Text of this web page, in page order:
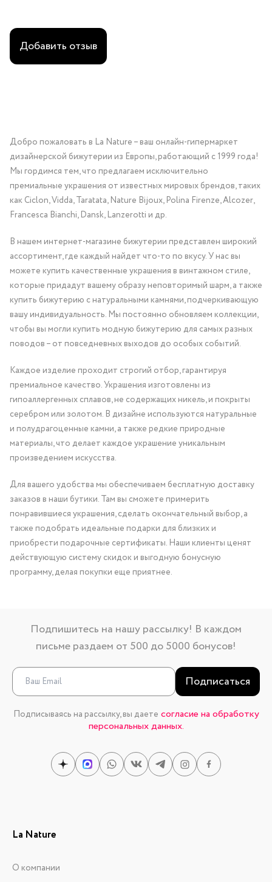
Добавить отзыв
Добро пожаловать в La Nature – ваш онлайн-гипермаркет
дизайнерской бижутерии из Европы, работающий с 1999 года!
Мы гордимся тем, что предлагаем исключительно
премиальные украшения от известных мировых брендов, таких
как Ciclon, Vidda, Taratata, Nature Bijoux, Polina Firenze, Alcozer,
Francesca Bianchi, Dansk, Lanzerotti и др.
В нашем интернет-магазине бижутерии представлен широкий
ассортимент, где каждый найдет что-то по вкусу. У нас вы
можете купить качественные украшения в винтажном стиле,
которые придадут вашему образу неповторимый шарм, а также
купить бижутерию с натуральными камнями, подчеркивающую
вашу индивидуальность. Мы постоянно обновляем коллекции,
чтобы вы могли купить модную бижутерию для самых разных
поводов – от повседневных выходов до особых событий.
Каждое изделие проходит строгий отбор, гарантируя
премиальное качество. Украшения изготовлены из
гипоаллергенных сплавов, не содержащих никель, и покрыты
серебром или золотом. В дизайне используются натуральные
и полудрагоценные камни, а также редкие природные
материалы, что делает каждое украшение уникальным
произведением искусства.
Для вашего удобства мы обеспечиваем бесплатную доставку
заказов в наши бутики. Там вы сможете примерить
понравившиеся украшения, сделать окончательный выбор, а
также подобрать идеальные подарки для близких и
приобрести подарочные сертификаты. Наши клиенты ценят
действующую систему скидок и выгодную бонусную
программу, делая покупки еще приятнее.
Подпишитесь на нашу рассылку! В каждом
письме раздаем от 500 до 5000 бонусов!
Подписаться
Подписываясь на рассылку, вы даете согласие на обработку
персональных данных.
La Nature
О компании